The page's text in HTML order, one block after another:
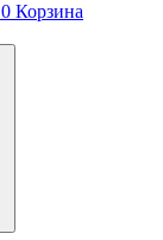
0 Корзина